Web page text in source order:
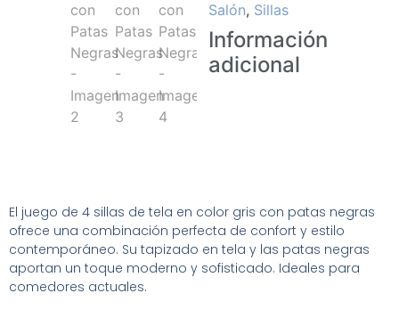
Salón, Sillas
Información
adicional
El juego de 4 sillas de tela en color gris con patas negras
ofrece una combinación perfecta de confort y estilo
contemporáneo. Su tapizado en tela y las patas negras
aportan un toque moderno y sofisticado. Ideales para
comedores actuales.